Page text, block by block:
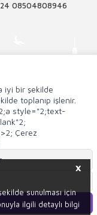
X
sunulması için
ilgili detaylı bilgi
08504808946
iyi bir şekilde
toplanıp işlenir.
style="2;text-
Çerez